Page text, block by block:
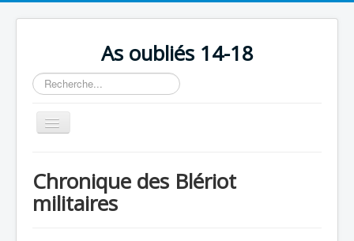
As oubliés 14-18
Rechercher
Basculer
la
Chronologie
Escadrilles
Chronique des Blériot
militaires